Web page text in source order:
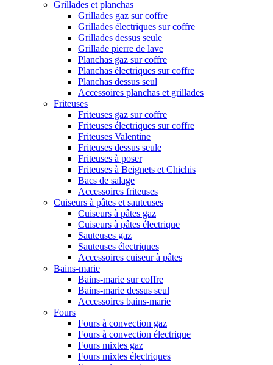
Grillades et planchas
Grillades gaz sur coffre
Grillades électriques sur coffre
Grillades dessus seule
Grillade pierre de lave
Planchas gaz sur coffre
Planchas électriques sur coffre
Planchas dessus seul
Accessoires planchas et grillades
Friteuses
Friteuses gaz sur coffre
Friteuses électriques sur coffre
Friteuses Valentine
Friteuses dessus seule
Friteuses à poser
Friteuses à Beignets et Chichis
Bacs de salage
Accessoires friteuses
Cuiseurs à pâtes et sauteuses
Cuiseurs à pâtes gaz
Cuiseurs à pâtes électrique
Sauteuses gaz
Sauteuses électriques
Accessoires cuiseur à pâtes
Bains-marie
Bains-marie sur coffre
Bains-marie dessus seul
Accessoires bains-marie
Fours
Fours à convection gaz
Fours à convection électrique
Fours mixtes gaz
Fours mixtes électriques